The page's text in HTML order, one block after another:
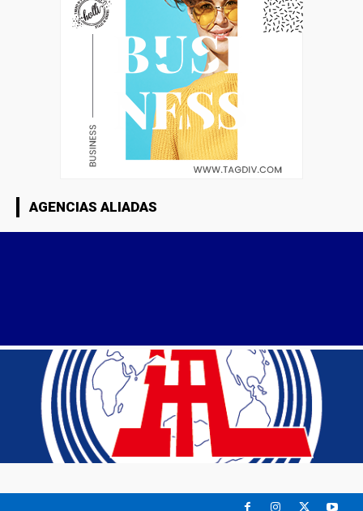
AGENCIAS ALIADAS